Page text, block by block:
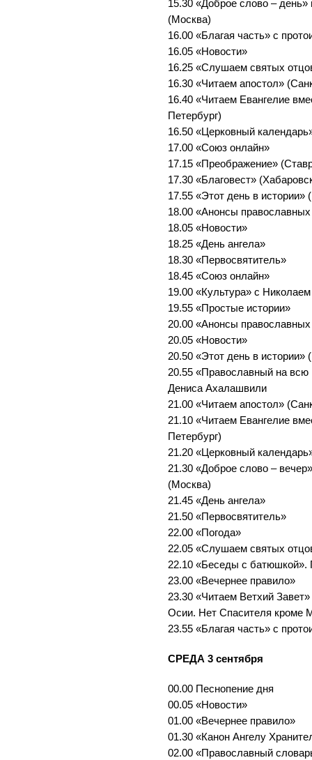
15.30 «Доброе слово –
(Москва)
16.00 «Благая часть» с
16.05 «Новости»
16.25 «Слушаем святых
16.30 «Читаем апостол»
16.40 «Читаем Евангелие
Петербург)
16.50 «Церковный
17.00 «Союз онлайн»
17.15 «Преображение»
17.30 «Благовест»
17.55 «Этот день в истории»
18.00 «Анонсы
18.05 «Новости»
18.25 «День ангела»
18.30 «Первосвятитель»
18.45 «Союз онлайн»
19.00 «Культура» с
19.55 «Простые истории»
20.00 «Анонсы
20.05 «Новости»
20.50 «Этот день в истории»
20.55 «Православный на всю
Дениса Ахалашвили
21.00 «Читаем апостол»
21.10 «Читаем Евангелие
Петербург)
21.20 «Церковный
21.30 «Доброе слово –
(Москва)
21.45 «День ангела»
21.50 «Первосвятитель»
22.00 «Погода»
22.05 «Слушаем святых
22.10 «Беседы с
23.00 «Вечернее правило»
23.30 «Читаем Ветхий
Осии. Нет Спасителя кроме
23.55 «Благая часть» с
СРЕДА 3 сентября
00.00 Песнопение дня
00.05 «Новости»
01.00 «Вечернее правило»
01.30 «Канон Ангелу
02.00 «Православный